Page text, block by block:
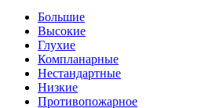
Большие
Высокие
Глухие
Компланарные
Нестандартные
Низкие
Противопожарное